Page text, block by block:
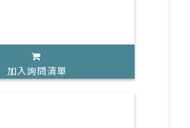
加入詢問清單